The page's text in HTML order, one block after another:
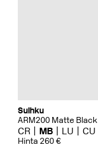
Suihku
ARM200 Matte Black
CR MB LU CU
Hinta 260 €